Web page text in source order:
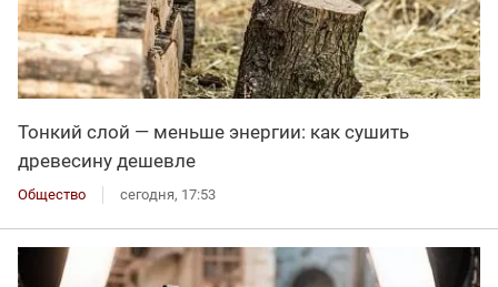
Тонкий слой — меньше энергии: как сушить
древесину дешевле
Общество сегодня, 17:53